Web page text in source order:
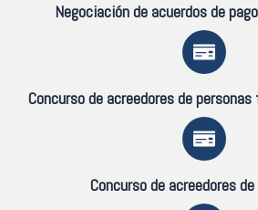
Negociación de acuerdos de
Concurso de acreedores de
Concurso de acreedores